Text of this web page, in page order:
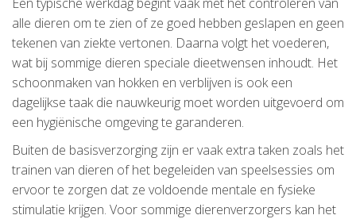
alle dieren om te zien of ze goed hebben geslapen en geen
tekenen van ziekte vertonen. Daarna volgt het voederen,
wat bij sommige dieren speciale dieetwensen inhoudt. Het
schoonmaken van hokken en verblijven is ook een
dagelijkse taak die nauwkeurig moet worden uitgevoerd om
een hygiënische omgeving te garanderen.
Buiten de basisverzorging zijn er vaak extra taken zoals het
trainen van dieren of het begeleiden van speelsessies om
ervoor te zorgen dat ze voldoende mentale en fysieke
stimulatie krijgen. Voor sommige dierenverzorgers kan het